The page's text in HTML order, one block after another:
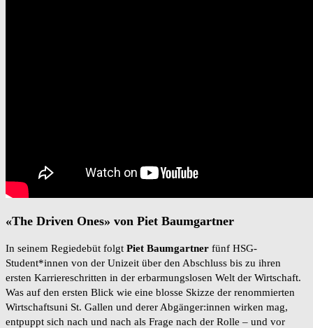
«The Driven Ones» von Piet Baumgartner
In seinem Regiedebüt folgt Piet Baumgartner fünf HSG-
Student*innen von der Unizeit über den Abschluss bis zu ihren
ersten Karriereschritten in der erbarmungslosen Welt der Wirtschaft.
Was auf den ersten Blick wie eine blosse Skizze der renommierten
Wirtschaftsuni St. Gallen und derer Abgänger:innen wirken mag,
entpuppt sich nach und nach als Frage nach der Rolle – und vor